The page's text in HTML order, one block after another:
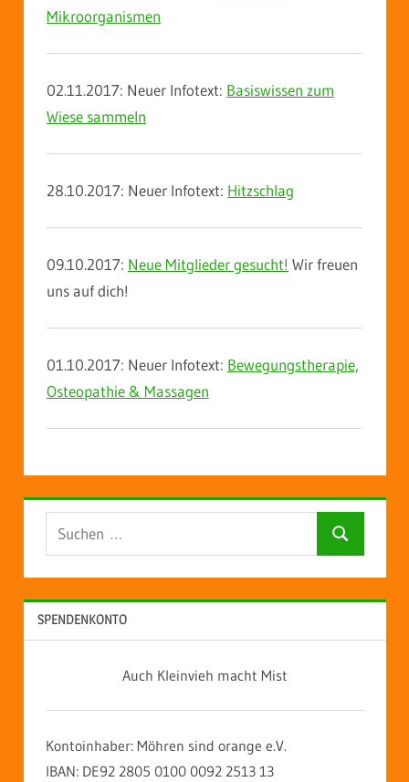
Mikroorganismen
02.11.2017: Neuer Infotext: Basiswissen zum
Wiese sammeln
28.10.2017: Neuer Infotext: Hitzschlag
09.10.2017: Neue Mitglieder gesucht! Wir freuen
uns auf dich!
01.10.2017: Neuer Infotext: Bewegungstherapie,
Osteopathie & Massagen
Suchen
SPENDENKONTO
Auch Kleinvieh macht Mist
Kontoinhaber: Möhren sind orange e.V.
IBAN: DE92 2805 0100 0092 2513 13